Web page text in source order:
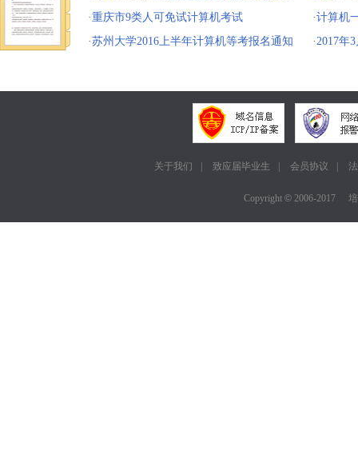
·重庆市9类人可免试计算机考试 ·计算机
·苏州大学2016上半年计算机等考报名通知 ·2017年
关于我们 致应届毕业生 会员协议
Copyright ©2006-2017